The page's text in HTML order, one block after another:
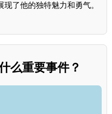
了他的独特魅力和勇气。
么重要事件？